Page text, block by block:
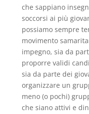
che sappiano
soccorsi ai più
possiamo sempre
movimento
impegno, sia da
proporre validi
sia da parte dei
organizzare un
meno (o pochi)
che siano attivi e